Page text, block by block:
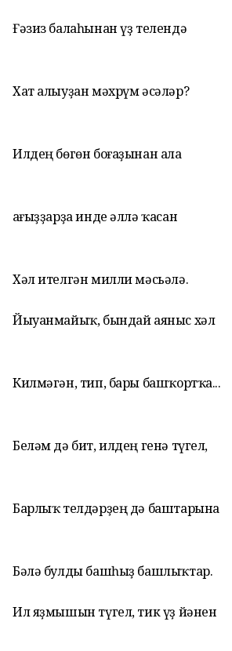
Ғәзиз балаһынан үҙ телендә
Хат алыуҙан мәхрүм әсәләр?
Илдең бөгөн боғаҙынан ала
Ҡағыҙҙарҙа инде әллә ҡасан
Хәл ителгән милли мәсьәлә.
Йыуанмайыҡ, бындай аяныс хәл
Килмәгән, тип, бары башҡортҡа...
Беләм дә бит, илдең генә түгел,
Барлыҡ телдәрҙең дә баштарына
Бәлә булды башһыҙ башлыҡтар.
Ил яҙмышын түгел, тик үҙ йәнен